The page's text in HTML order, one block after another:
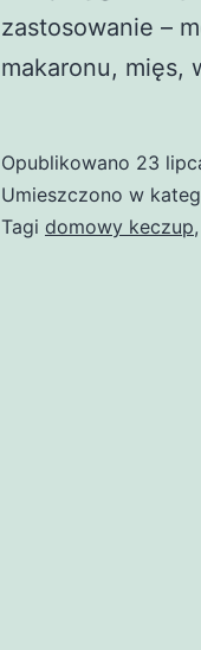
zastosowanie –
makaronu, mięs,
Opublikowano 23
Umieszczono w
Tagi domowy keczup,